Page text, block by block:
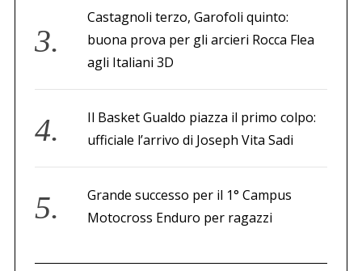
Castagnoli terzo, Garofoli quinto:
buona prova per gli arcieri Rocca Flea
agli Italiani 3D
Il Basket Gualdo piazza il primo colpo:
ufficiale l’arrivo di Joseph Vita Sadi
Grande successo per il 1° Campus
Motocross Enduro per ragazzi